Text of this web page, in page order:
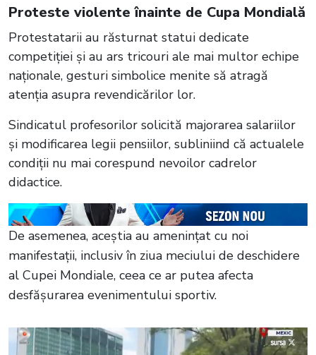
Proteste violente înainte de Cupa Mondială
Protestatarii au răsturnat statui dedicate
competiției și au ars tricouri ale mai multor echipe
naționale, gesturi simbolice menite să atragă
atenția asupra revendicărilor lor.
Sindicatul profesorilor solicită majorarea salariilor
și modificarea legii pensiilor, subliniind că actualele
condiții nu mai corespund nevoilor cadrelor
didactice.
De asemenea, aceștia au amenințat cu noi
manifestații, inclusiv în ziua meciului de deschidere
al Cupei Mondiale, ceea ce ar putea afecta
desfășurarea evenimentului sportiv.